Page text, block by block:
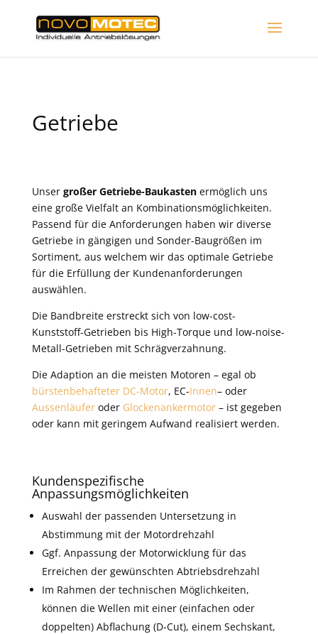
Getriebe
Unser großer Getriebe-Baukastenermöglich uns
eine große Vielfalt an Kombinationsmöglichkeiten.
Passend für die Anforderungen haben wir diverse
Getriebe in gängigen und Sonder-Baugrößen im
Sortiment, aus welchem wir das optimale Getriebe
für die Erfüllung der Kundenanforderungen
auswählen.
Die Bandbreite erstreckt sich von low-cost-
Kunststoff-Getrieben bis High-Torque und low-noise-
Metall-Getrieben mit Schrägverzahnung.
Die Adaption an die meisten Motoren – egal ob
bürstenbehafteter DC-Motor, EC-Innen– oder
Aussenläuferoder Glockenankermotor– ist gegeben
oder kann mit geringem Aufwand realisiert werden.
Kundenspezifische
Anpassungsmöglichkeiten
Auswahl der passenden Untersetzung in
Abstimmung mit der Motordrehzahl
Ggf. Anpassung der Motorwicklung für das
Erreichen der gewünschten Abtriebsdrehzahl
Im Rahmen der technischen Möglichkeiten,
können die Wellen mit einer (einfachen oder
doppelten) Abflachung (D-Cut), einem Sechskant,